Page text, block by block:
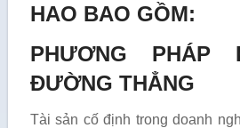
HAO BAO GỒM:
PHƯƠNG PHÁP
ĐƯỜNG THẲNG
Tài sản cố định trong doanh